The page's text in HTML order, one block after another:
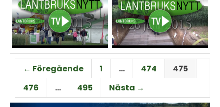
← Föregående 1 … 474
475
476
… 495 Nästa →